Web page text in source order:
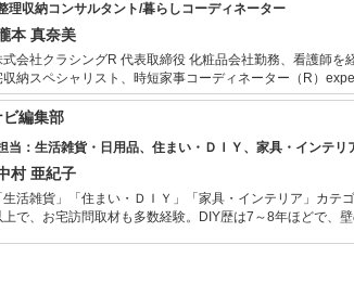
理収納コンサルタント/暮らしコーディネーター
本 真奈美
式会社クラシングR 代表取締役 化粧品会社勤務、看護師を
収納スペシャリスト、時短家事コーディネーター（R）
冊を超える。 専門家として「サタデープラス」「ZIP!」
。 SNS総フォロワー19万人のインフルエンサーとして暮ら
編集部
当：生活雑貨・日用品、住まい・ＤＩＹ、家具・インテリ
村 亜紀子
生活雑貨」「住まい・ＤＩＹ」「家具・インテリア」カテ
上で、お宅訪問取材も多数経験。DIY歴は7～8年ほどで、